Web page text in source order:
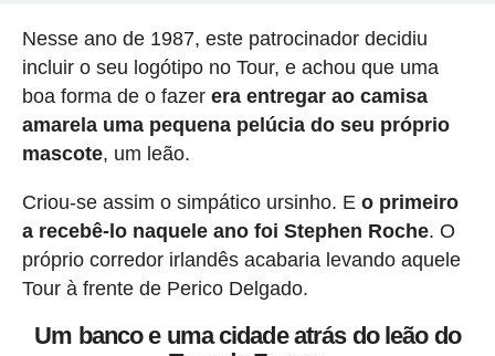
Nesse ano de 1987, este patrocinador decidiu
incluir o seu logótipo no Tour, e achou que uma
boa forma de o fazer era entregar ao camisa
amarela uma pequena pelúcia do seu próprio
mascote, um leão.
Criou-se assim o simpático ursinho. E o primeiro
a recebê-lo naquele ano foi Stephen Roche. O
próprio corredor irlandês acabaria levando aquele
Tour à frente de Perico Delgado.
Um banco e uma cidade atrás do leão do